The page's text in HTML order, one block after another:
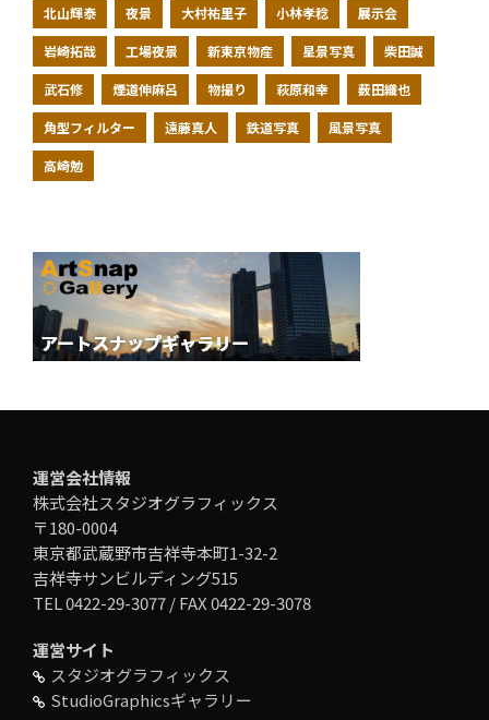
北山輝泰 夜景 大村祐里子 小林孝稔 展示会
岩崎拓哉 工場夜景 新東京物産 星景写真 柴田誠
武石修 煙道伸麻呂 物撮り 萩原和幸 薮田織也
角型フィルター 遠藤真人 鉄道写真 風景写真
高崎勉
運営会社情報
株式会社スタジオグラフィックス
〒180-0004
東京都武蔵野市吉祥寺本町1-32-2
吉祥寺サンビルディング515
TEL 0422-29-3077 / FAX 0422-29-3078
運営サイト
スタジオグラフィックス
StudioGraphicsギャラリー